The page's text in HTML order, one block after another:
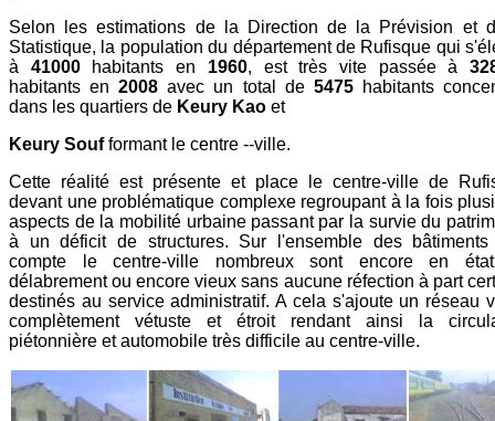
Selon les estimations de la Direction de la Prévision et
Statistique, la population du département de Rufisque qui
à 41000 habitants en 1960, est très vite passée à
habitants en2008avec un total de 5475 habitants
dans les quartiers de Keury Kao et
Keury Soufformant le centre --ville.
Cette réalité est présente et place le centre-ville de
devant une problématique complexe regroupant à la fois
aspects de la mobilité urbaine passant par la survie du
à un déficit de structures. Sur l'ensemble des bâtiments
compte le centre-ville nombreux sont encore en
délabrement ou encore vieux sans aucune réfection à part
destinés au service administratif. A cela s'ajoute un réseau
complètement vétuste et étroit rendant ainsi la
piétonnière et automobile très difficile au centre-ville.